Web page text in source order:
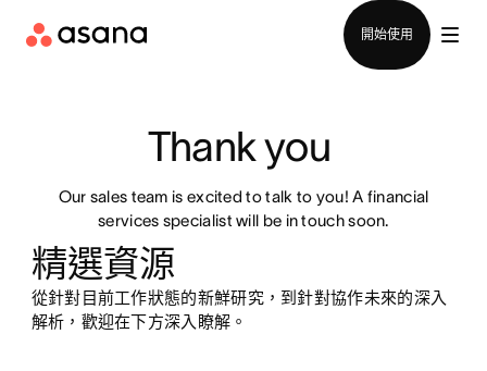
開始使用
Thank you
Our sales team is excited to talk to you! A financial
services specialist will be in touch soon.
精選資源
從針對目前工作狀態的新鮮研究，到針對協作未來的深入
解析，歡迎在下方深入瞭解。